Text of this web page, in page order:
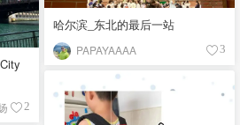
哈尔滨_东北的最后一站
PAPAYAAAA 3
2